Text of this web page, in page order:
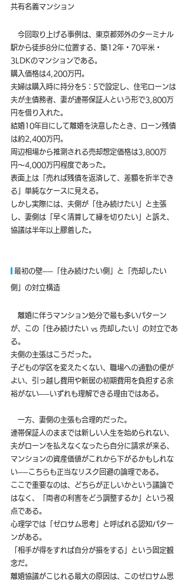
共有名義マンション
今回取り上げる事例は、東京都郊外のターミナル
駅から徒歩8分に位置する、築12年・70平米・
3LDKのマンションである。
購入価格は4,200万円。
夫婦は購入時に持分を5：5で設定し、住宅ローンは
夫が主債務者、妻が連帯保証人という形で3,800万
円を借り入れた。
結婚10年目にして離婚を決意したとき、ローン残債
は約2,400万円。
周辺相場から推測される売却想定価格は3,800万
円〜4,000万円程度であった。
表面上は「売れば残債を返済して、差額を折半でき
る」単純なケースに見える。
しかし実際には、夫側が「住み続けたい」と主張
し、妻側は「早く清算して縁を切りたい」と訴え、
協議は半年以上膠着した。
最初の壁──「住み続けたい側」と「売却したい
側」の対立構造
離婚に伴うマンション処分で最も多いパターン
が、この「住み続けたい vs 売却したい」の対立であ
る。
夫側の主張はこうだった。
子どもの学区を変えたくない、職場への通勤の便が
よい、引っ越し費用や新居の初期費用を負担する余
裕がない──いずれも理解できる理由ではある。
一方、妻側の主張も合理的だった。
連帯保証人のままでは新しい人生を始められない、
夫がローンを払えなくなったら自分に請求が来る、
マンションの資産価値がこれから下がるかもしれな
い──こちらも正当なリスク回避の論理である。
ここで重要なのは、どちらが正しいかという議論で
はなく、「両者の利害をどう調整するか」という視
点である。
心理学では「ゼロサム思考」と呼ばれる認知パター
ンがある。
「相手が得をすれば自分が損をする」という固定観
念だ。
離婚協議がこじれる最大の原因は、このゼロサム思